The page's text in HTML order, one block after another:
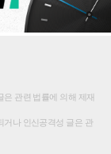
관련 법률에 의해 제재
거나 인신공격성 글은 관